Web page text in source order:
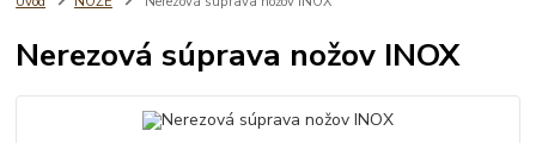
Nerezová súprava nožov INOX